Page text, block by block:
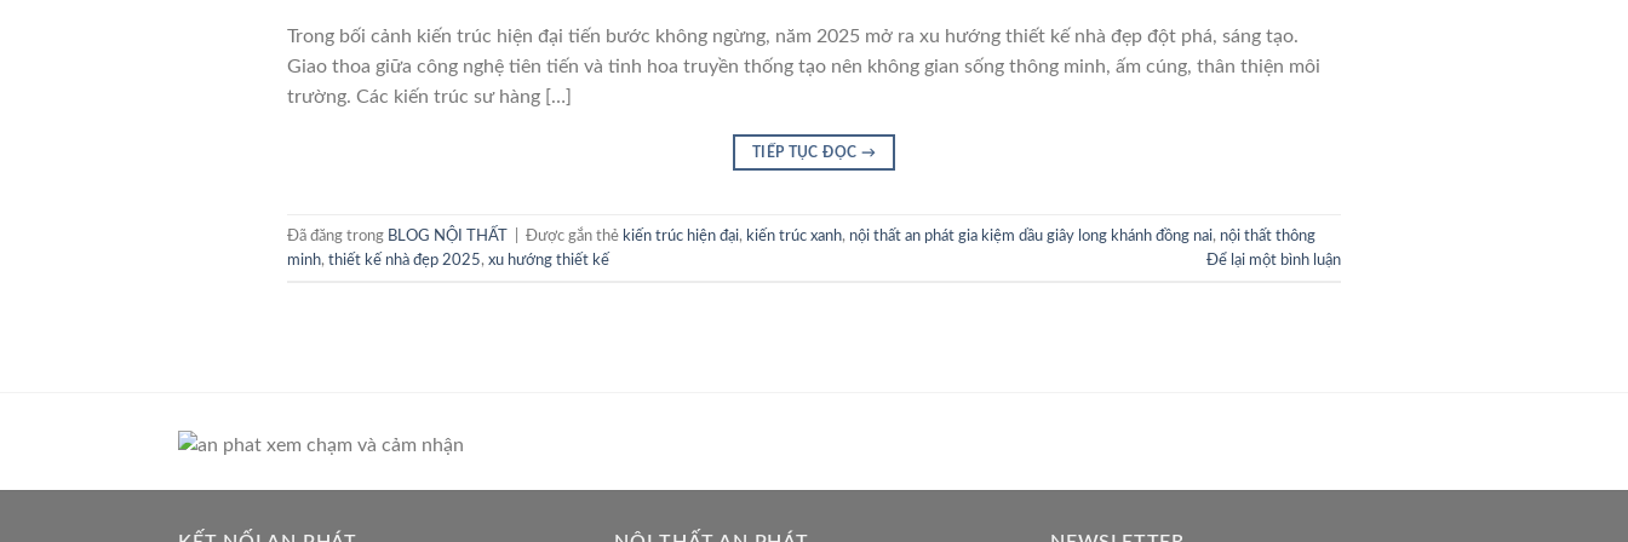
Trong bối cảnh kiến trúc hiện đại tiến bước không ngừng, năm 2025 mở ra xu hướng thiết kế nhà đẹp đột phá, sáng tạo.
Giao thoa giữa công nghệ tiên tiến và tinh hoa truyền thống tạo nên không gian sống thông minh, ấm cúng, thân thiện môi
trường. Các kiến trúc sư hàng […]
TIẾP TỤC ĐỌC →
Đã đăng trong BLOG NỘI THẤT Được gắn thẻ kiến trúc hiện đại, kiến trúc xanh, nội thất an phát gia kiệm dầu giây long khánh đồng nai, nội thất thông
minh, thiết kế nhà đẹp 2025, xu hướng thiết kế Để lại một bình luận